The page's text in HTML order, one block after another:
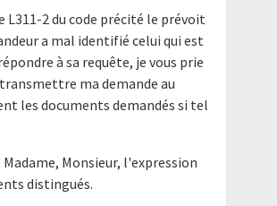
L311-2 du code précité le prévoit
a mal identifié celui qui est
à sa requête, je vous prie
ma demande au
les documents demandés si tel
Monsieur, l'expression
distingués.